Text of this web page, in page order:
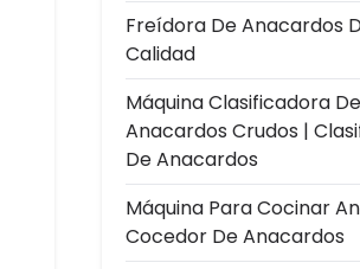
Freídora De Anacardos
Calidad
Máquina Clasificadora De
Anacardos Crudos |
De Anacardos
Máquina Para Cocinar
Cocedor De Anacardos